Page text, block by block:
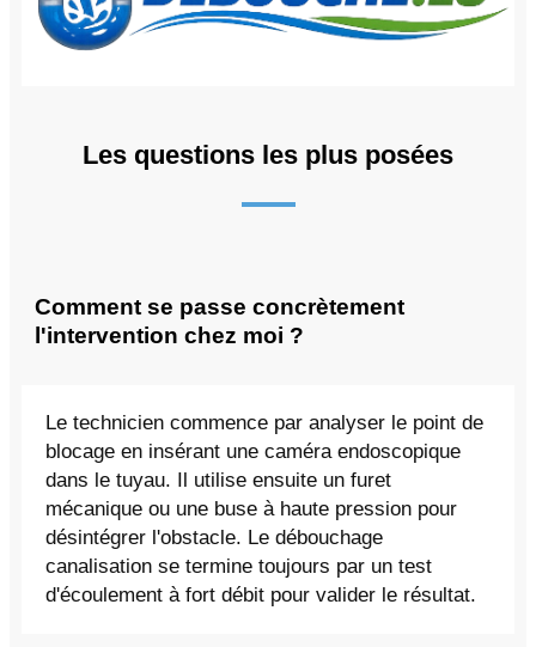
Les questions les plus posées
Comment se passe concrètement
l'intervention chez moi ?
Le technicien commence par analyser le point de
blocage en insérant une caméra endoscopique
dans le tuyau. Il utilise ensuite un furet
mécanique ou une buse à haute pression pour
désintégrer l'obstacle. Le débouchage
canalisation se termine toujours par un test
d'écoulement à fort débit pour valider le résultat.